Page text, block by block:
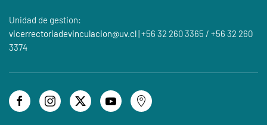
Unidad de gestion:
vicerrectoriadevinculacion@uv.cl| +56 32 260 3365 / +56 32 260
3374